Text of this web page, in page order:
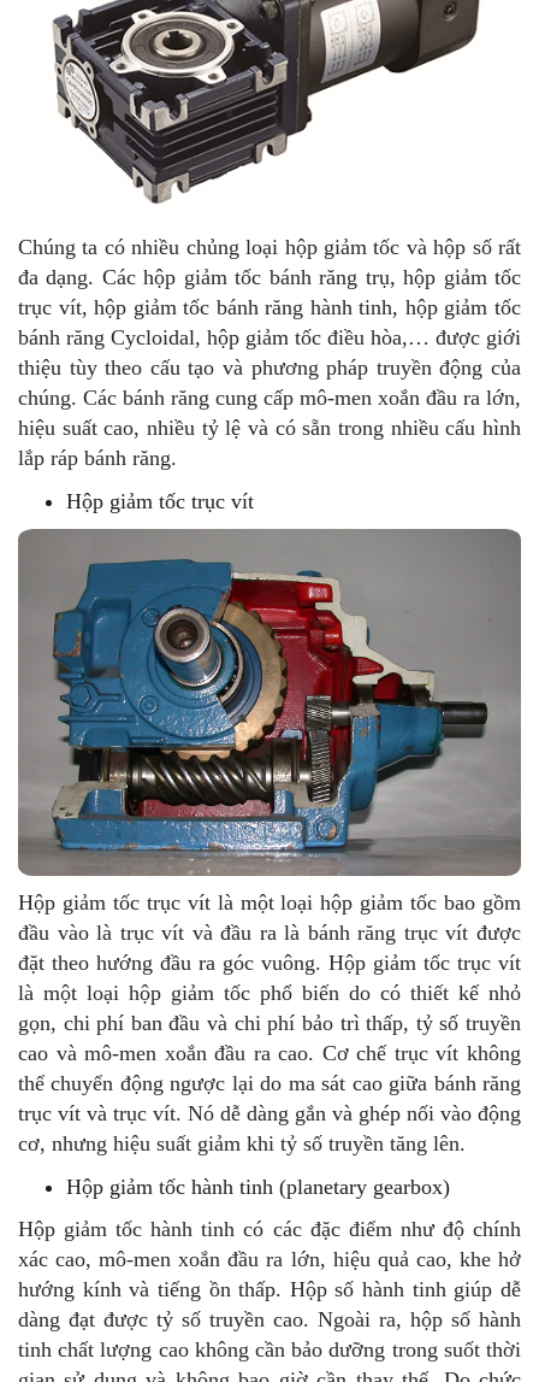
Chúng ta có nhiều chủng loại hộp giảm tốc và hộp số rất
đa dạng. Các hộp giảm tốc bánh răng trụ, hộp giảm tốc
trục vít, hộp giảm tốc bánh răng hành tinh, hộp giảm tốc
bánh răng Cycloidal, hộp giảm tốc điều hòa,… được giới
thiệu tùy theo cấu tạo và phương pháp truyền động của
chúng. Các bánh răng cung cấp mô-men xoắn đầu ra lớn,
hiệu suất cao, nhiều tỷ lệ và có sẵn trong nhiều cấu hình
lắp ráp bánh răng.
Hộp giảm tốc trục vít
Hộp giảm tốc trục vít là một loại hộp giảm tốc bao gồm
đầu vào là trục vít và đầu ra là bánh răng trục vít được
đặt theo hướng đầu ra góc vuông. Hộp giảm tốc trục vít
là một loại hộp giảm tốc phổ biến do có thiết kế nhỏ
gọn, chi phí ban đầu và chi phí bảo trì thấp, tỷ số truyền
cao và mô-men xoắn đầu ra cao. Cơ chế trục vít không
thể chuyển động ngược lại do ma sát cao giữa bánh răng
trục vít và trục vít. Nó dễ dàng gắn và ghép nối vào động
cơ, nhưng hiệu suất giảm khi tỷ số truyền tăng lên.
Hộp giảm tốc hành tinh (planetary gearbox)
Hộp giảm tốc hành tinh có các đặc điểm như độ chính
xác cao, mô-men xoắn đầu ra lớn, hiệu quả cao, khe hở
hướng kính và tiếng ồn thấp. Hộp số hành tinh giúp dễ
dàng đạt được tỷ số truyền cao. Ngoài ra, hộp số hành
tinh chất lượng cao không cần bảo dưỡng trong suốt thời